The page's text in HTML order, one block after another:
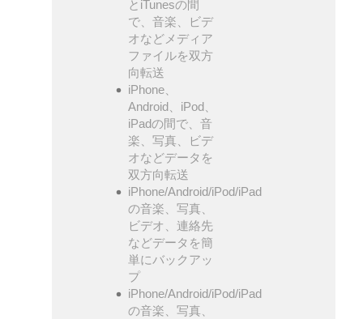
とiTunesの間
で、音楽、ビデ
オなどメディア
ファイルを双方
向転送
iPhone、
Android、iPod、
iPadの間で、音
楽、写真、ビデ
オなどデータを
双方向転送
iPhone/Android/iPod/iPad
の音楽、写真、
ビデオ、連絡先
などデータを簡
単にバックアッ
プ
iPhone/Android/iPod/iPad
の音楽、写真、